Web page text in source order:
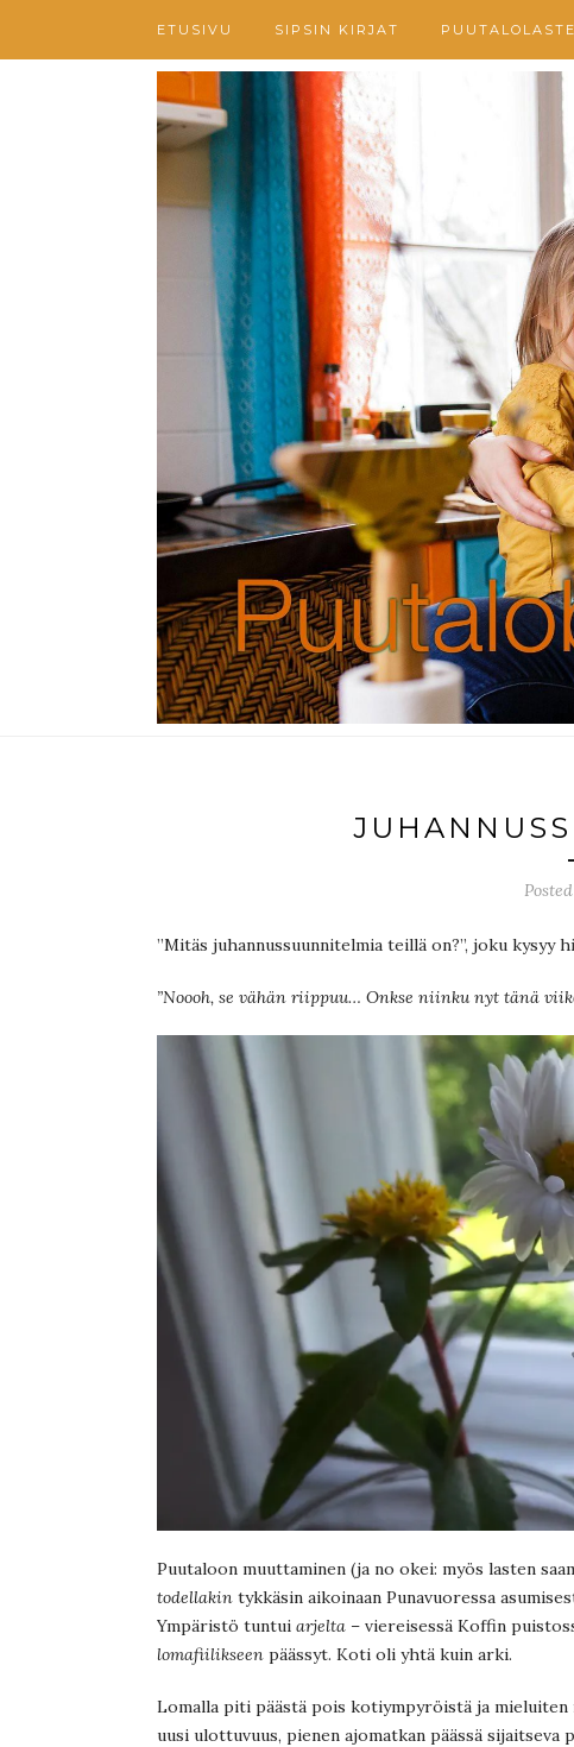
ETUSIVU SIPSIN KIRJAT
”Mitäs juhannussuunnitelmia teillä on?”, joku kysyy
”Noooh, se vähän riippuu… Onkse niinku nyt tänä
Puutaloon muuttaminen (ja no okei: myös lasten
todellakin tykkäsin aikoinaan Punavuoressa
Ympäristö tuntui arjelta – viereisessä Koffin
lomafiilikseen päässyt. Koti oli yhtä kuin arki.
Lomalla piti päästä pois kotiympyröistä ja
uusi ulottuvuus, pienen ajomatkan päässä sijaitseva